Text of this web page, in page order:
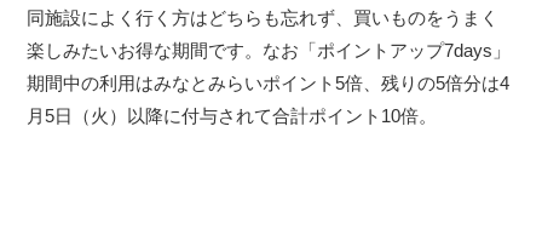
同施設によく行く方はどちらも忘れず、買いものをうまく
楽しみたいお得な期間です。なお「ポイントアップ7days」
期間中の利用はみなとみらいポイント5倍、残りの5倍分は4
月5日（火）以降に付与されて合計ポイント10倍。